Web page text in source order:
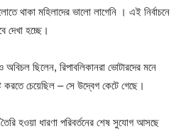
থাকা মহিলাদের ভালো লাগেনি । এই নির্বাচনে
দেখা হচ্ছে।
ছিলেন, রিপাবলিকানরা ভোটারদের মনে
করতে চেয়েছিল – সে উদ্বেগ কেটে গেছে।
হওয়া ধারণা পরিবর্তনের শেষ সুযোগ আসছে